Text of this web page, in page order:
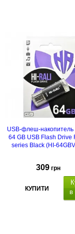
USB-флеш-накопитель
64 GB USB Flash Drive
series Black (HI-
309 грн
КУПИТИ
в